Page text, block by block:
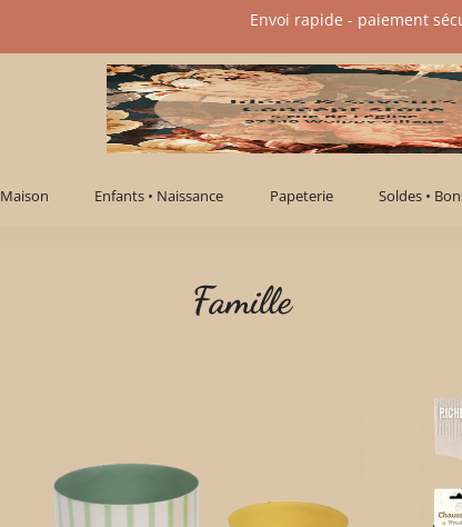
Envoi rapide - paiement
Maison Enfants • Naissance Papeterie Soldes •
Famille